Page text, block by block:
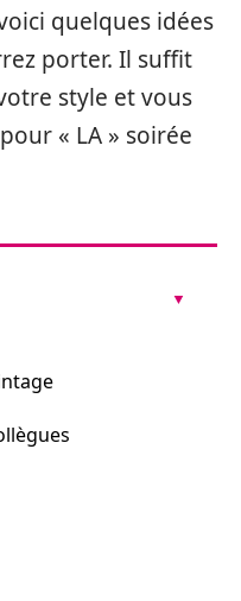
quelques idées
porter. Il suffit
style et vous
« LA » soirée